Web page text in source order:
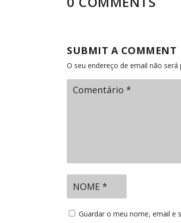
SUBMIT A COMMENT
O seu endereço de email não será
Guardar o meu nome, email e